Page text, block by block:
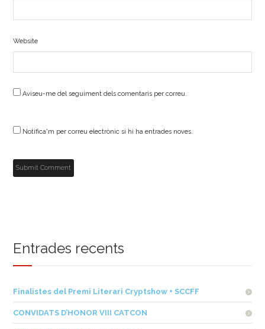
Website
Aviseu-me del seguiment dels comentaris per correu.
Notifica'm per correu electrònic si hi ha entrades noves.
Entrades recents
Finalistes del Premi Literari Cryptshow + SCCFF
CONVIDATS D’HONOR VIII CATCON